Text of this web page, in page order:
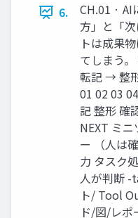
6.
CH.01 · AI
方」と「
トは成果
てしまう
転記 → 整
01 02 03
記 整形 確
NEXT ミ
ー （人は
力 タスク
人が判断 -
ト/ Tool
ド/図/レポ